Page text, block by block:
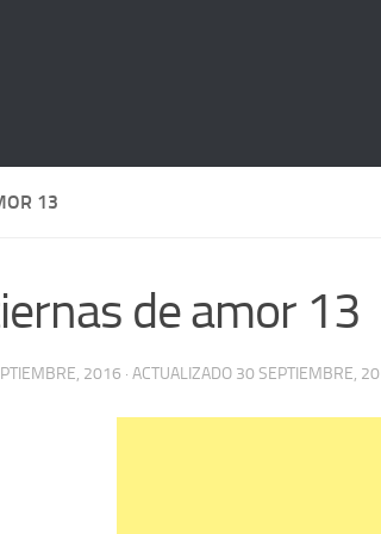
13
de amor 13
2016 · ACTUALIZADO 30 SEPTIEMBRE,